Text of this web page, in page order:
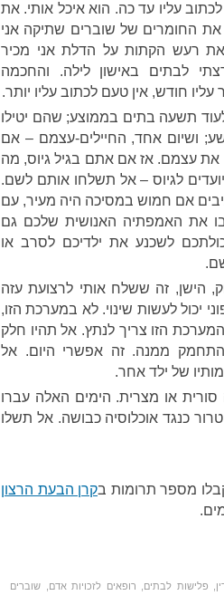
עליו עד כה. הוא איכל אותי. את
החומרים של שוברים שתיקה אני
רעש הקתות על הדלת אני מכיר
לבתים באישון לילה. והחכמה
חודש, אין טעם לכתוב עליו יותר.
תשעה בתים בממוצע; שהם יטילו
ושיום אחד, החיילים-עצמם – אם
את עצמם. אז אם אתם בגיל גיוס, מה
לגיוס – אל תשלחו אותם לשם.
אם חמוש במסיכה היה מעיר, עם
את האמפתיה האנושית שלכם גם
לשכנע את ילדיכם לסרב או
הישן, זה ששלח אותי לרצועת עזה
יכול לעשות שינוי. לא במערכת הזו,
הזו צריך לנתץ. אל תהיו חלק
להתחמק ממנה. זה אפשרי היום. אל
של ילד אחר.
או מצרית. הימים האלה עברו
כנגד אוכלוסיה כבושה. אל תשלו
מספר תרומות בקרן הבעת הרצון
פלישות לבתים רופאים לזכויות אדם
שוברים